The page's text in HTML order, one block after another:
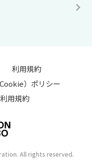
利用規約
）ポリシー
用規約
All rights reserved.